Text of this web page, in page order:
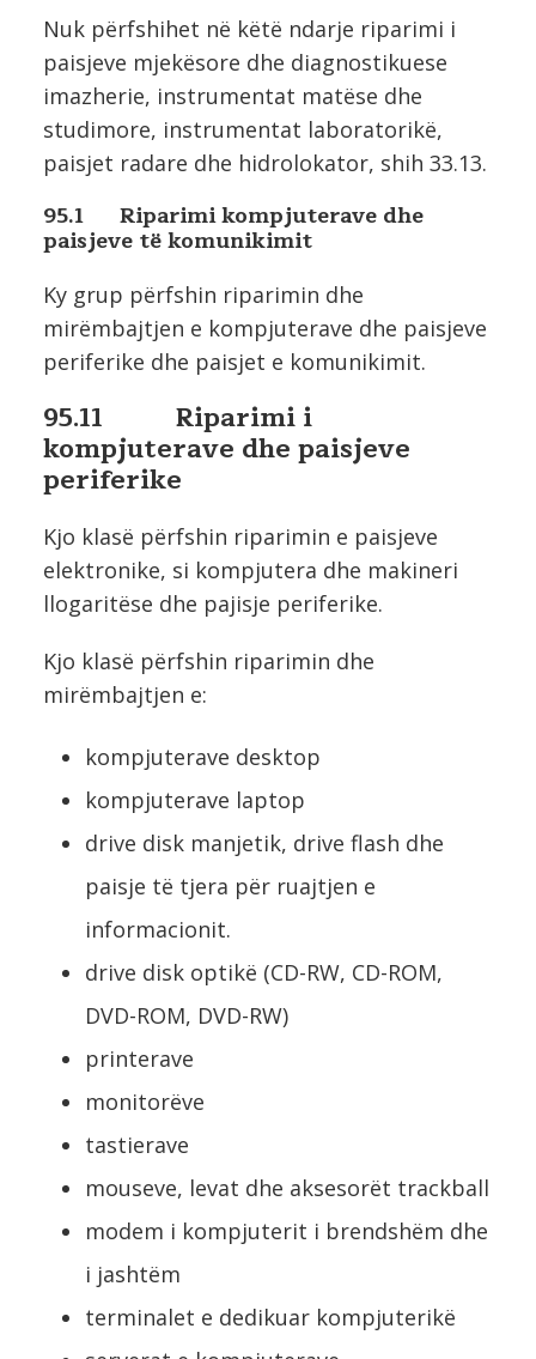
Nuk përfshihet në këtë ndarje riparimi i
paisjeve mjekësore dhe diagnostikuese
imazherie, instrumentat matëse dhe
studimore, instrumentat laboratorikë,
paisjet radare dhe hidrolokator, shih 33.13.
95.1 Riparimi kompjuterave dhe
paisjeve të komunikimit
Ky grup përfshin riparimin dhe
mirëmbajtjen e kompjuterave dhe paisjeve
periferike dhe paisjet e komunikimit.
95.11 Riparimi i
kompjuterave dhe paisjeve
periferike
Kjo klasë përfshin riparimin e paisjeve
elektronike, si kompjutera dhe makineri
llogaritëse dhe pajisje periferike.
Kjo klasë përfshin riparimin dhe
mirëmbajtjen e:
kompjuterave desktop
kompjuterave laptop
drive disk manjetik, drive flash dhe
paisje të tjera për ruajtjen e
informacionit.
drive disk optikë (CD-RW, CD-ROM,
DVD-ROM, DVD-RW)
printerave
monitorëve
tastierave
mouseve, levat dhe aksesorët trackball
modem i kompjuterit i brendshëm dhe
i jashtëm
terminalet e dedikuar kompjuterikë